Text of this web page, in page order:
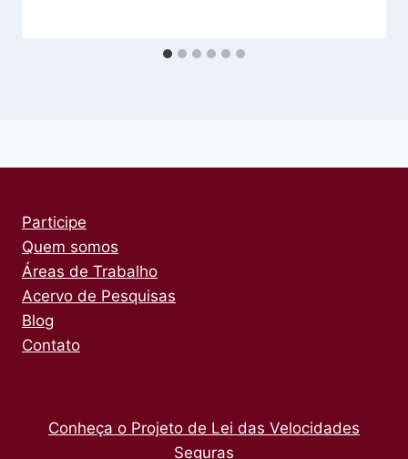
Participe
Quem somos
Áreas de Trabalho
Acervo de Pesquisas
Blog
Contato
Conheça o Projeto de Lei das Velocidades
Seguras